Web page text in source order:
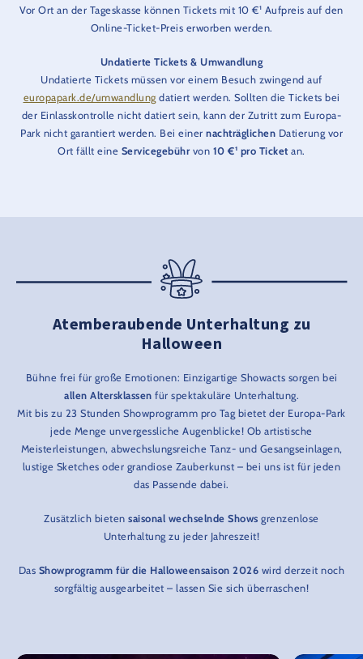
Vor Ort an der Tageskasse können Tickets mit 10 €¹ Aufpreis auf den
Online-Ticket-Preis erworben werden.
Undatierte Tickets & Umwandlung
Undatierte Tickets müssen vor einem Besuch zwingend auf
europapark.de/umwandlung datiert werden. Sollten die Tickets bei
der Einlasskontrolle nicht datiert sein, kann der Zutritt zum Europa-
Park nicht garantiert werden. Bei einer nachträglichen Datierung vor
Ort fällt eine Servicegebührvon 10 €¹ pro Ticket an.
Atemberaubende Unterhaltung zu
Halloween
Bühne frei für große Emotionen: Einzigartige Showacts sorgen bei
allen Altersklassen für spektakuläre Unterhaltung.
Mit bis zu 23 Stunden Showprogramm pro Tag bietet der Europa-Park
jede Menge unvergessliche Augenblicke! Ob artistische
Meisterleistungen, abwechslungsreiche Tanz- und Gesangseinlagen,
lustige Sketches oder grandiose Zauberkunst – bei uns ist für jeden
das Passende dabei.
Zusätzlich bietensaisonal wechselnde Shows grenzenlose
Unterhaltung zu jeder Jahreszeit!
Das Showprogramm für die Halloweensaison 2026 wird derzeit noch
sorgfältig ausgearbeitet – lassen Sie sich überraschen!